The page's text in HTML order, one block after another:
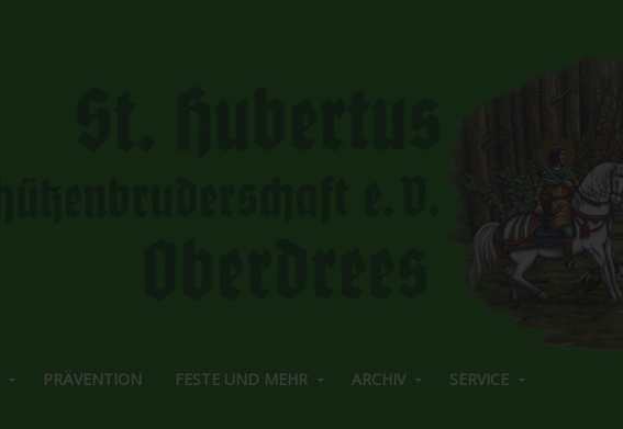
PRÄVENTION FESTE UND MEHR ARCHIV SERVICE